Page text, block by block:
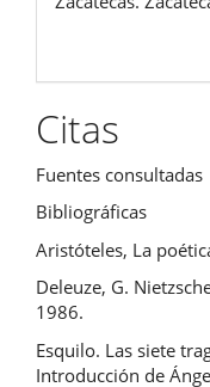
Citas
Fuentes consultadas
Bibliográficas
Aristóteles, La
Deleuze, G.
1986.
Esquilo. Las siete
Introducción de